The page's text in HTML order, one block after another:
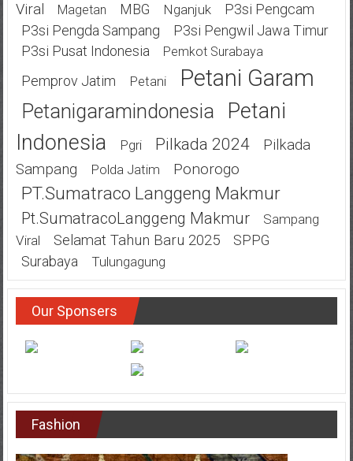
Viral
Magetan MBG Nganjuk
P3si Pengcam
P3si Pengda Sampang
P3si Pengwil Jawa Timur
P3si Pusat Indonesia
Pemkot Surabaya
Pemprov Jatim Petani Petani Garam
Petanigaramindonesia
Petani
Indonesia
Pgri Pilkada 2024
Pilkada
Sampang
Polda Jatim Ponorogo
PT.Sumatraco Langgeng Makmur
Pt.SumatracoLanggeng Makmur
Sampang
Viral
Selamat Tahun Baru 2025
SPPG
Surabaya
Tulungagung
Our Sponsers
Fashion